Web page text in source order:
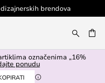
brendova
označenima „16%
ponudu